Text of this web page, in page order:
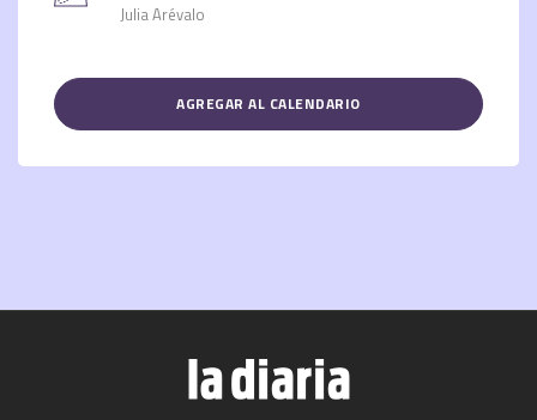
Julia Arévalo
AGREGAR AL CALENDARIO